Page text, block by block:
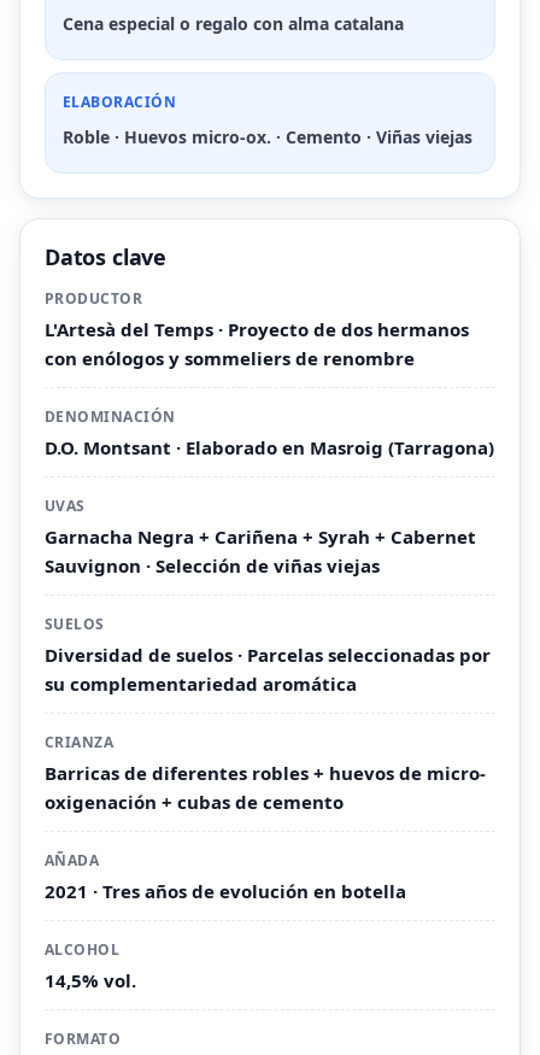
Cena especial o regalo con alma catalana
ELABORACIÓN
Roble · Huevos micro-ox. · Cemento · Viñas viejas
Datos clave
PRODUCTOR
L'Artesà del Temps · Proyecto de dos hermanos
con enólogos y sommeliers de renombre
DENOMINACIÓN
D.O. Montsant · Elaborado en Masroig (Tarragona)
UVAS
Garnacha Negra + Cariñena + Syrah + Cabernet
Sauvignon · Selección de viñas viejas
SUELOS
Diversidad de suelos · Parcelas seleccionadas por
su complementariedad aromática
CRIANZA
Barricas de diferentes robles + huevos de micro-
oxigenación + cubas de cemento
AÑADA
2021 · Tres años de evolución en botella
ALCOHOL
14,5% vol.
FORMATO